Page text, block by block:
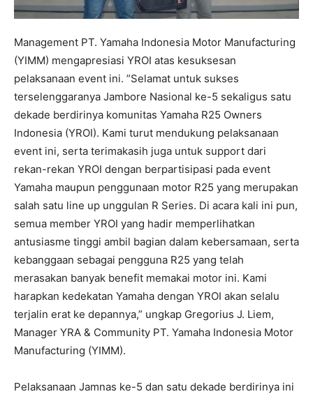
Management PT. Yamaha Indonesia Motor Manufacturing
(YIMM) mengapresiasi YROI atas kesuksesan
pelaksanaan event ini. ”Selamat untuk sukses
terselenggaranya Jambore Nasional ke-5 sekaligus satu
dekade berdirinya komunitas Yamaha R25 Owners
Indonesia (YROI). Kami turut mendukung pelaksanaan
event ini, serta terimakasih juga untuk support dari
rekan-rekan YROI dengan berpartisipasi pada event
Yamaha maupun penggunaan motor R25 yang merupakan
salah satu line up unggulan R Series. Di acara kali ini pun,
semua member YROI yang hadir memperlihatkan
antusiasme tinggi ambil bagian dalam kebersamaan, serta
kebanggaan sebagai pengguna R25 yang telah
merasakan banyak benefit memakai motor ini. Kami
harapkan kedekatan Yamaha dengan YROI akan selalu
terjalin erat ke depannya,” ungkap Gregorius J. Liem,
Manager YRA & Community PT. Yamaha Indonesia Motor
Manufacturing (YIMM).
Pelaksanaan Jamnas ke-5 dan satu dekade berdirinya ini